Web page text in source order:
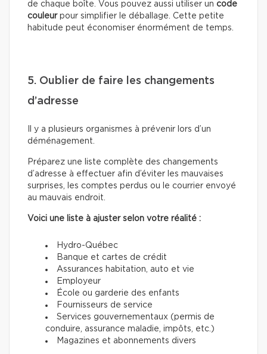
de chaque boîte. Vous pouvez aussi utiliser un code
couleurpour simplifier le déballage. Cette petite
habitude peut économiser énormément de temps.
5. Oublier de faire les changements
d’adresse
Il y a plusieurs organismes à prévenir lors d’un
déménagement.
Préparez une liste complète des changements
d’adresse à effectuer afin d’éviter les mauvaises
surprises, les comptes perdus ou le courrier envoyé
au mauvais endroit.
Voici une liste à ajuster selon votre réalité :
Hydro-Québec
Banque et cartes de crédit
Assurances habitation, auto et vie
Employeur
École ou garderie des enfants
Fournisseurs de service
Services gouvernementaux (permis de
conduire, assurance maladie, impôts, etc.)
Magazines et abonnements divers